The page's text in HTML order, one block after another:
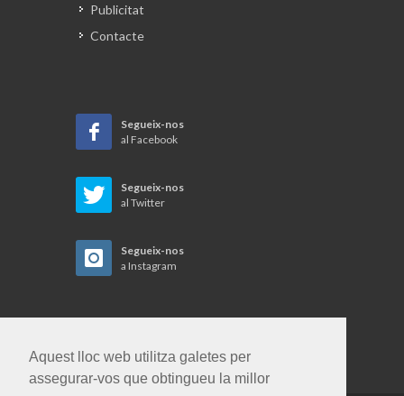
Aquest lloc web utilitza galetes per
assegurar-vos que obtingueu la millor
Publicitat
Contacte
Segueix-nos
al Facebook
Segueix-nos
al Twitter
Segueix-nos
a Instagram